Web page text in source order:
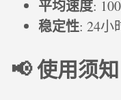
平均速度:
稳定性: 24小
📢 使用须知